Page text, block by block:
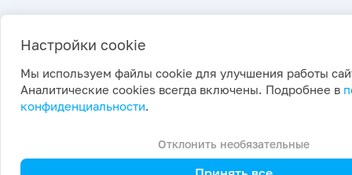
Настройки cookie
Мы используем файлы cookie для улучшения работы
Аналитические cookies всегда включены. Подробнее в
конфиденциальности.
Отклонить необязательные